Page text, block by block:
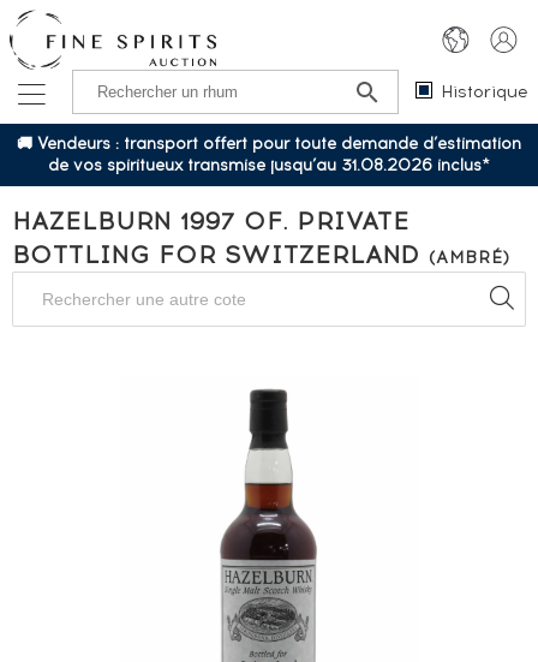
Historique
🚚 Vendeurs : transport offert pour toute demande d’estimation
de vos spiritueux transmise jusqu’au 31.08.2026 inclus*
HAZELBURN 1997 OF. PRIVATE
BOTTLING FOR SWITZERLAND (AMBRÉ)